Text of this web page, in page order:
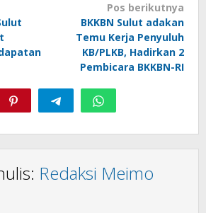
Pos berikutnya
BKKBN Sulut adakan
Temu Kerja Penyuluh
KB/PLKB, Hadirkan 2
Pembicara BKKBN-RI
Redaksi Meimo